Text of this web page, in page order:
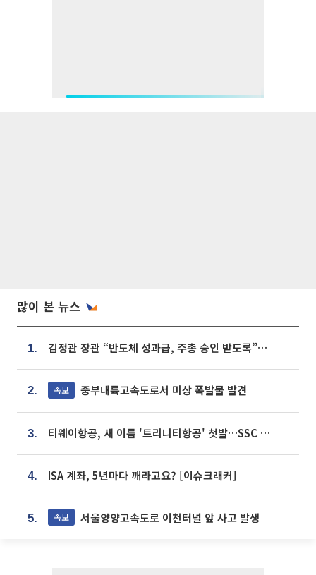
많이 본 뉴스
1. 김정관 장관 “반도체 성과급, 주총 승인 받도록”…상법·자본시장법 개정 시사
2. 속보 중부내륙고속도로서 미상 폭발물 발견
3. 티웨이항공, 새 이름 '트리니티항공' 첫발…SSC 전략 본격화
4. ISA 계좌, 5년마다 깨라고요? [이슈크래커]
5. 속보 서울양양고속도로 이천터널 앞 사고 발생